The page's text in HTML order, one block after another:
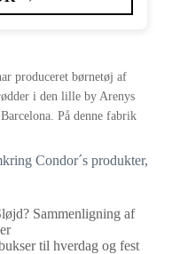
produceret børnetøj af
i den lille by Arenys
På denne fabrik
Condor´s produkter,
Sammenligning af
til hverdag og fest